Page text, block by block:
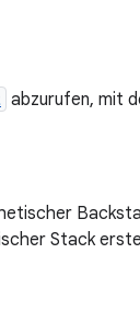
abzurufen, mit
Stack